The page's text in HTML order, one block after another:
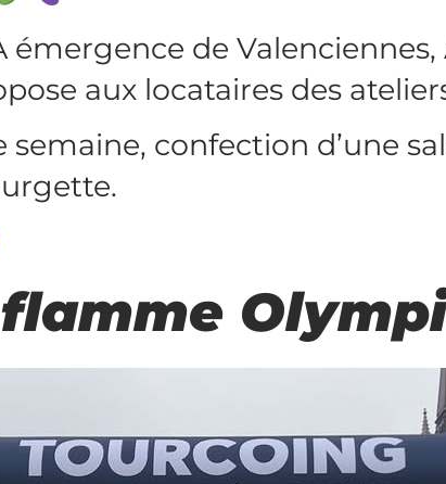
émergence de
aux locataires des
confection d’une